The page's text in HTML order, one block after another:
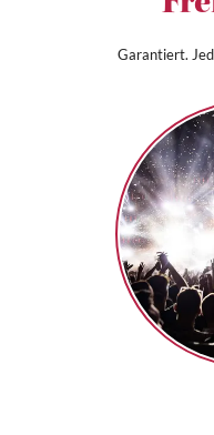
Garantiert.